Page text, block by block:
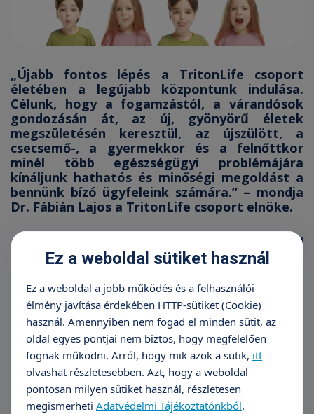
„Újabb fontos lépés a TritonLife csoport
életében a legújabb központunk indulása.
Célunk, hogy a fogamzástól, a várandósok
gondozásán át, az új, gyönyörű életek
megszületésén keresztül, az újszülött, a
csecsemő-, a gyermekkor és a felnőttkor
minél több egészségügyi problémájára
kínáljunk hathatós és minőségi megoldást a
bennünk bízó ügyfeleink számára.” – mondja
Dr. Fábián Lajos a TritonLife csoport elnöke.
„Olyan területre kalandozunk, ahol
véleményünk szerint jelenleg nem minden
szakmai segítséget, ami viszont a későbbi
életkorban nehezen, vagy sokkal nehezebben
pótolható.... Ha az érintett, és megfelelő
szűrővizsgálatokon kiszűrt gyermekek
megfelelő időben kerülnek szakemberhez,
beszédfejlesztésük sokkal kisebb erőfeszítés
árán, és sokkal rövidebb idő alatt terelhető a
helyes irányba..” – teszi hozzáDax Szabolcs
új központ ügyvezetője.
Ez a weboldal sütiket használ
Ez a weboldal a jobb működés és a felhasználói
élmény javítása érdekében HTTP-sütiket (Cookie)
használ. Amennyiben nem fogad el minden sütit, az
oldal egyes pontjai nem biztos, hogy megfelelően
fognak működni. Arról, hogy mik azok a sütik, itt
olvashat részletesebben. Azt, hogy a weboldal
pontosan milyen sütiket használ, részletesen
megismerheti Adatvédelmi Tájékoztatónkból.